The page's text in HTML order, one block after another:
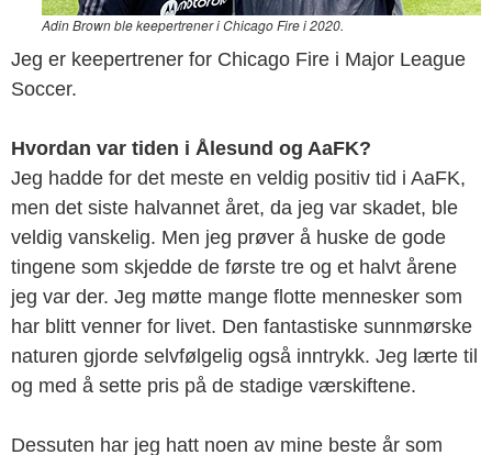
Adin Brown ble keepertrener i Chicago Fire i 2020.
Jeg er keepertrener for Chicago Fire i Major League
Soccer.
Hvordan var tiden i Ålesund og AaFK?
Jeg hadde for det meste en veldig positiv tid i AaFK,
men det siste halvannet året, da jeg var skadet, ble
veldig vanskelig. Men jeg prøver å huske de gode
tingene som skjedde de første tre og et halvt årene
jeg var der. Jeg møtte mange flotte mennesker som
har blitt venner for livet. Den fantastiske sunnmørske
naturen gjorde selvfølgelig også inntrykk. Jeg lærte til
og med å sette pris på de stadige værskiftene.
Dessuten har jeg hatt noen av mine beste år som